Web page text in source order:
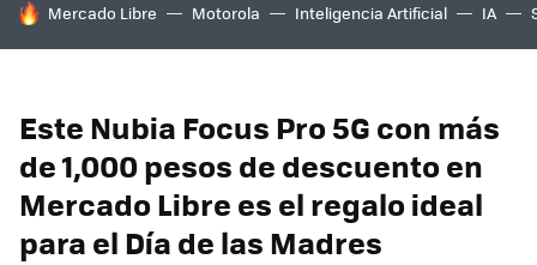
HOY SE HABLA DE
Mercado Libre Motorola Inteligencia Artificial IA
Este Nubia Focus Pro 5G con más
de 1,000 pesos de descuento en
Mercado Libre es el regalo ideal
para el Día de las Madres